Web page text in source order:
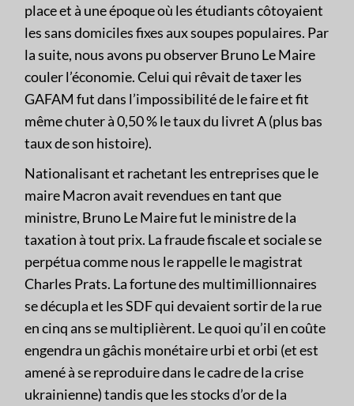
place et à une époque où les étudiants côtoyaient
les sans domiciles fixes aux soupes populaires. Par
la suite, nous avons pu observer Bruno Le Maire
couler l’économie. Celui qui rêvait de taxer les
GAFAM fut dans l’impossibilité de le faire et fit
même chuter à 0,50 % le taux du livret A (plus bas
taux de son histoire).
Nationalisant et rachetant les entreprises que le
maire Macron avait revendues en tant que
ministre, Bruno Le Maire fut le ministre de la
taxation à tout prix. La fraude fiscale et sociale se
perpétua comme nous le rappelle le magistrat
Charles Prats. La fortune des multimillionnaires
se décupla et les SDF qui devaient sortir de la rue
en cinq ans se multiplièrent. Le quoi qu’il en coûte
engendra un gâchis monétaire urbi et orbi (et est
amené à se reproduire dans le cadre de la crise
ukrainienne) tandis que les stocks d’or de la